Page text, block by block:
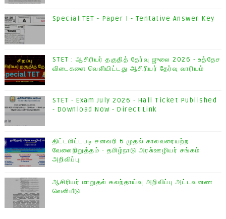
Special TET - Paper I - Tentative Answer Key
STET : ஆசிரியர் தகுதித் தேர்வு ஜுலை 2026 - உத்தேச
விடைகளை வெளியிட்டது ஆசிரியர் தேர்வு வாரியம்
STET - Exam July 2026 - Hall Ticket Published
- Download Now - Direct Link
திட்டமிட்டபடி சனவரி 6 முதல் காலவரையற்ற
வேலைநிறுத்தம் - தமிழ்நாடு அரசு்ஊழியர் சங்கம்
அறிவிப்பு
ஆசிரியர் மாறுதல் கலந்தாய்வு அறிவிப்பு அட்டவனண
வெளியீடு